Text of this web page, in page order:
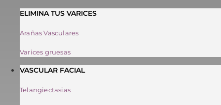
ELIMINA TUS VARICES
Arañas Vasculares
Varices gruesas
VASCULAR FACIAL
Telangiectasias